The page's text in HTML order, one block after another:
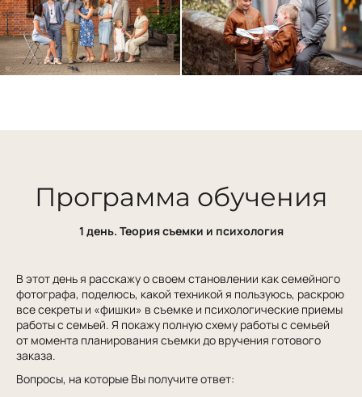
Программа обучения
1 день. Теория съемки и психология
В этот день я расскажу о своем становлении как семейного
фотографа, поделюсь, какой техникой я пользуюсь, раскрою
все секреты и «фишки» в съемке и психологические приемы
работы с семьей. Я покажу полную схему работы с семьей
от момента планирования съемки до вручения готового
заказа.
Вопросы, на которые Вы получите ответ: